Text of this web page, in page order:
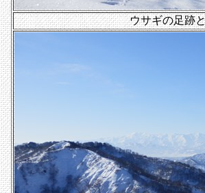
ウサギの足跡